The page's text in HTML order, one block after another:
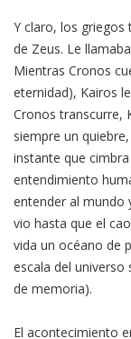
Y claro, los
de Zeus. Le
Mientras Cronos
eternidad), Kairos
Cronos transcurre,
siempre un
instante que
entendimiento
entender al mundo
vio hasta que el
vida un océano de
escala del universo
de memoria).
El acontecimiento